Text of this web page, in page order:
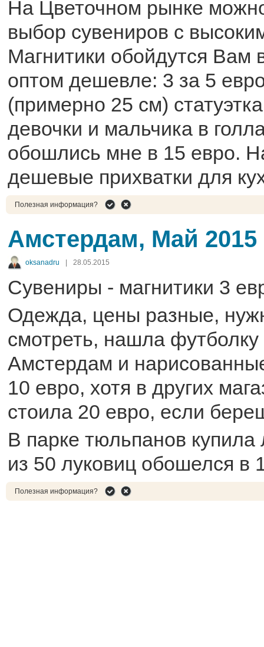
На Цветочном рынке
выбор сувениров с
Магнитики обойдутся Вам
оптом дешевле: 3 за 5
(примерно 25 см)
девочки и мальчика в
обошлись мне в 15 евро.
дешевые прихватки для
Полезная информация?
Амстердам, Май 2015
oksanadru 28.05.2015
Сувениры - магнитики 3
Одежда, цены разные,
смотреть, нашла
Амстердам и
10 евро, хотя в других
стоила 20 евро, если
В парке тюльпанов
из 50 луковиц обошелся в
Полезная информация?